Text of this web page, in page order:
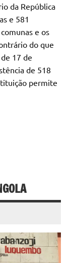
da República
e 581
e os
do que
17 de
de 518
permite